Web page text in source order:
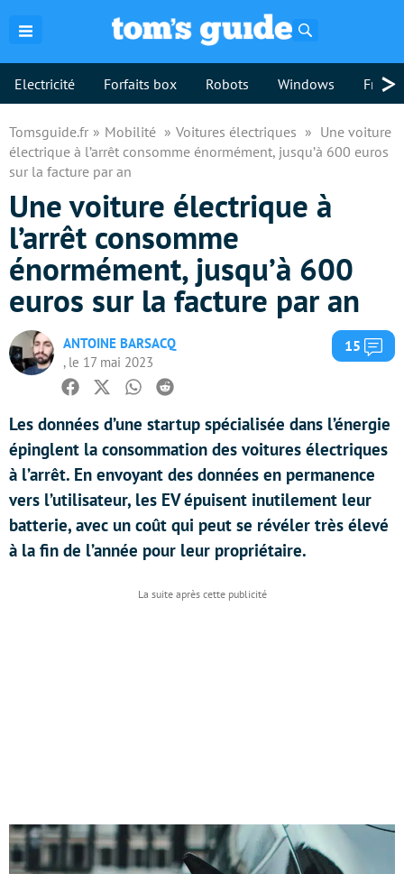
Electricité Forfaits box Robots Windows >
Tomsguide.fr Mobilité Voitures électriques
Une voiture
électrique à l’arrêt consomme énormément, jusqu’à 600 euros
sur la facture par an
Une voiture électrique à
l’arrêt consomme
énormément, jusqu’à 600
euros sur la facture par an
ANTOINE BARSACQ
, le 17 mai 2023
15
Facebook
TwitterWhatsapp
Reddit
Les données d’une startup spécialisée dans l’énergie
épinglent la consommation des voitures électriques
à l’arrêt. En envoyant des données en permanence
vers l’utilisateur, les EV épuisent inutilement leur
batterie, avec un coût qui peut se révéler très élevé
à la fin de l’année pour leur propriétaire.